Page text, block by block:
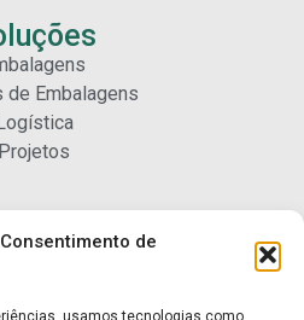
de
usamos tecnologias como
de Embalagens
Projetos